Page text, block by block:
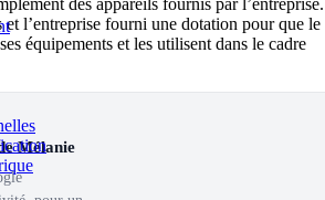
des appareils fournis par l’entreprise.
et l’entreprise fourni une dotation pour que le
équipements et les utilisent dans le cadre
Mélanie